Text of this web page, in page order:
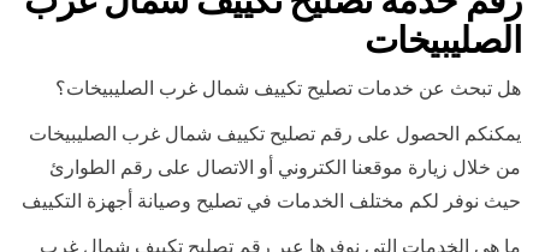
الصليبيخات
هل تبحث عن خدمات تصليح تكييف شمال غرب الصليبيخات؟
يمكنكم الحصول على رقم تصليح تكييف شمال غرب الصليبيخات
من خلال زيارة موقعنا الكتروني أو الاتصال على رقم الطوارئ
حيث نوفر لكم مختلف الخدمات في تصليح وصيانة أجهزة التكييف
ما هي الخدمات التي نوفرها عبر رقم تصليح تكييف شمال غرب